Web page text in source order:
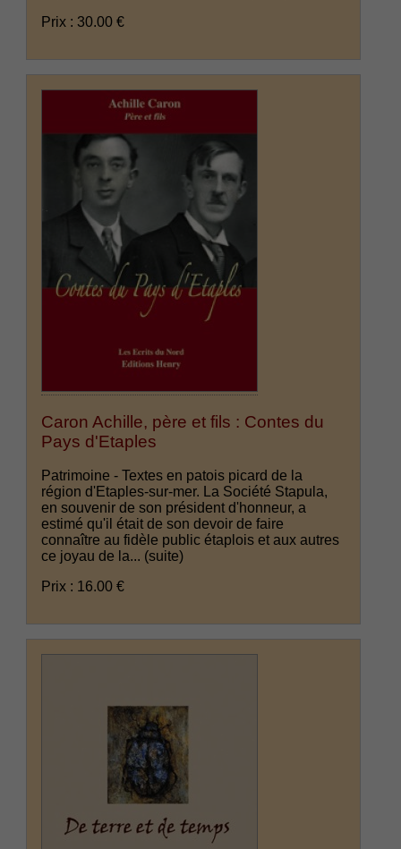
Prix : 30.00 €
Caron Achille, père et fils : Contes du
Pays d'Etaples
Patrimoine - Textes en patois picard de la
région d'Etaples-sur-mer. La Société Stapula,
en souvenir de son président d'honneur, a
estimé qu'il était de son devoir de faire
connaître au fidèle public étaplois et aux autres
ce joyau de la... (suite)
Prix : 16.00 €